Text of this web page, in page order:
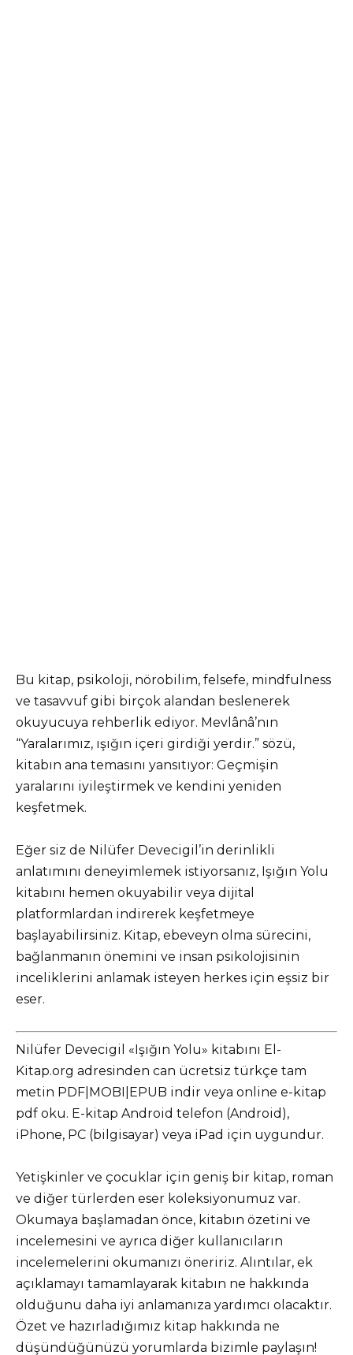
Bu kitap, psikoloji, nörobilim, felsefe, mindfulness
ve tasavvuf gibi birçok alandan beslenerek
okuyucuya rehberlik ediyor. Mevlânâ’nın
“Yaralarımız, ışığın içeri girdiği yerdir.” sözü,
kitabın ana temasını yansıtıyor: Geçmişin
yaralarını iyileştirmek ve kendini yeniden
keşfetmek.
Eğer siz de Nilüfer Devecigil’in derinlikli
anlatımını deneyimlemek istiyorsanız, Işığın Yolu
kitabını hemen okuyabilir veya dijital
platformlardan indirerek keşfetmeye
başlayabilirsiniz. Kitap, ebeveyn olma sürecini,
bağlanmanın önemini ve insan psikolojisinin
inceliklerini anlamak isteyen herkes için eşsiz bir
eser.
Nilüfer Devecigil «Işığın Yolu» kitabını El-
Kitap.org adresinden can ücretsiz türkçe tam
metin PDF|MOBI|EPUB indir veya online e-kitap
pdf oku. E-kitap Android telefon (Android),
iPhone, PC (bilgisayar) veya iPad için uygundur.
Yetişkinler ve çocuklar için geniş bir kitap, roman
ve diğer türlerden eser koleksiyonumuz var.
Okumaya başlamadan önce, kitabın özetini ve
incelemesini ve ayrıca diğer kullanıcıların
incelemelerini okumanızı öneririz. Alıntılar, ek
açıklamayı tamamlayarak kitabın ne hakkında
olduğunu daha iyi anlamanıza yardımcı olacaktır.
Özet ve hazırladığımız kitap hakkında ne
düşündüğünüzü yorumlarda bizimle paylaşın!